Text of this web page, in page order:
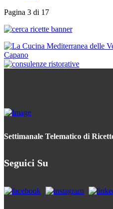
Pagina 3 di 17
Settimanale Telematico di
Seguici Su